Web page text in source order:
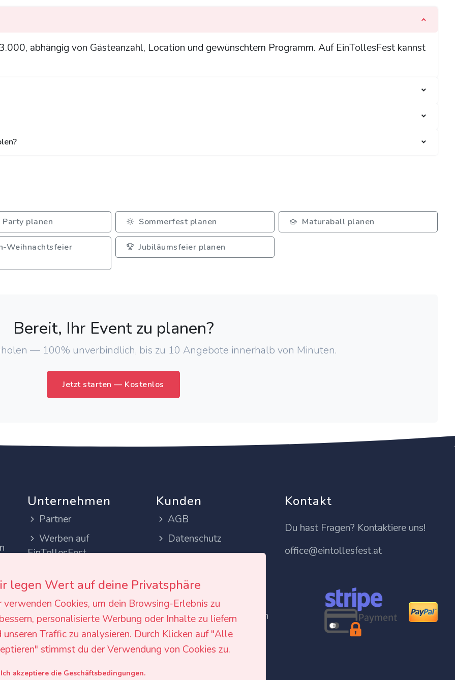
abhängig von Gästeanzahl, Location und gewünschtem Programm. Auf EinTollesFest kannst
planen Sommerfest planen Maturaball planen
Weihnachtsfeier
Jubiläumsfeier planen
Bereit, Ihr Event zu planen?
— 100% unverbindlich, bis zu 10 Angebote innerhalb von Minuten.
Jetzt starten — Kostenlos
Unternehmen
Partner
Werben auf
EinTollesFest
Funktionsweise
Kunden
AGB
Datenschutz
FAQ Veranstalter
Tipps & Ideen Blog
Ratgeber & Checklisten
Kostenrechner
Plattform-Vergleich
Kontakt
Du hast Fragen? Kontaktiere uns!
office@eintollesfest.at
legen Wert auf deine Privatsphäre
verwenden Cookies, um dein Browsing-Erlebnis zu
personalisierte Werbung oder Inhalte zu liefern
unseren Traffic zu analysieren. Durch Klicken auf "Alle
stimmst du der Verwendung von Cookies zu.
Ich akzeptiere die Geschäftsbedingungen.